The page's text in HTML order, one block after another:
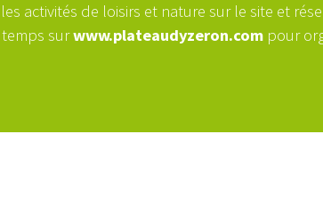
activités de loisirs et nature sur le site et
temps surwww.plateaudyzeron.com pour